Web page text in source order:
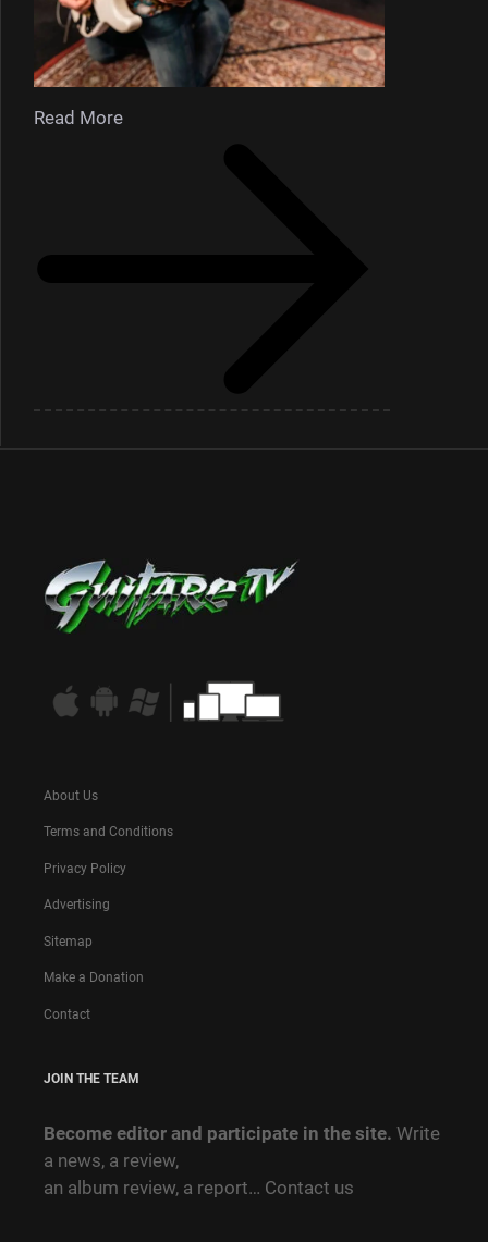
Read More
About Us
Terms and Conditions
Privacy Policy
Advertising
Sitemap
Make a Donation
Contact
JOIN THE TEAM
Become editor and participate in the site. Write
a news, a review,
an album review, a report… Contact us